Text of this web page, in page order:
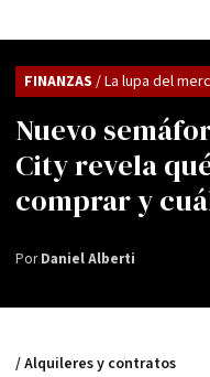
Nuevo
City revela
comprar y
FINANZAS / La lupa del
PorDaniel Alberti
/ Alquileres y contratos